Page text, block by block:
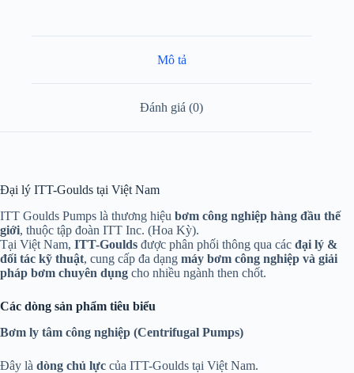
Mô tả
Đánh giá (0)
Đại lý ITT-Goulds tại Việt Nam
ITT Goulds Pumps là thương hiệu bơm công nghiệp hàng đầu thế
giới, thuộc tập đoàn ITT Inc. (Hoa Kỳ).
Tại Việt Nam, ITT-Goulds được phân phối thông qua các đại lý &
đối tác kỹ thuật, cung cấp đa dạng máy bơm công nghiệp và giải
pháp bơm chuyên dụng cho nhiều ngành then chốt.
Các dòng sản phẩm tiêu biểu
Bơm ly tâm công nghiệp (Centrifugal Pumps)
Đây là dòng chủ lực của ITT-Goulds tại Việt Nam.